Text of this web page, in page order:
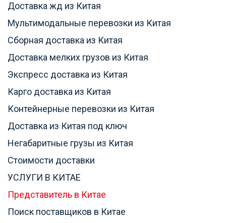
Доставка жд из Китая
Мультимодальные перевозки из Китая
Сборная доставка из Китая
Доставка мелких грузов из Китая
Экспресс доставка из Китая
Карго доставка из Китая
Контейнерные перевозки из Китая
Доставка из Китая под ключ
Негабаритные грузы из Китая
Стоимости доставки
УСЛУГИ В КИТАЕ
Представитель в Китае
Поиск поставщиков в Китае